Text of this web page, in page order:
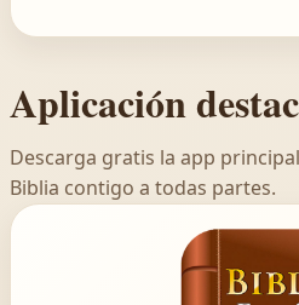
Aplicación
Descarga gratis la app
Biblia contigo a todas partes.